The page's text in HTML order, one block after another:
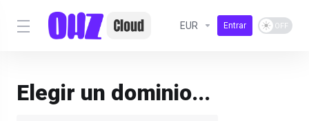
EUR Entrar
Elegir un dominio...